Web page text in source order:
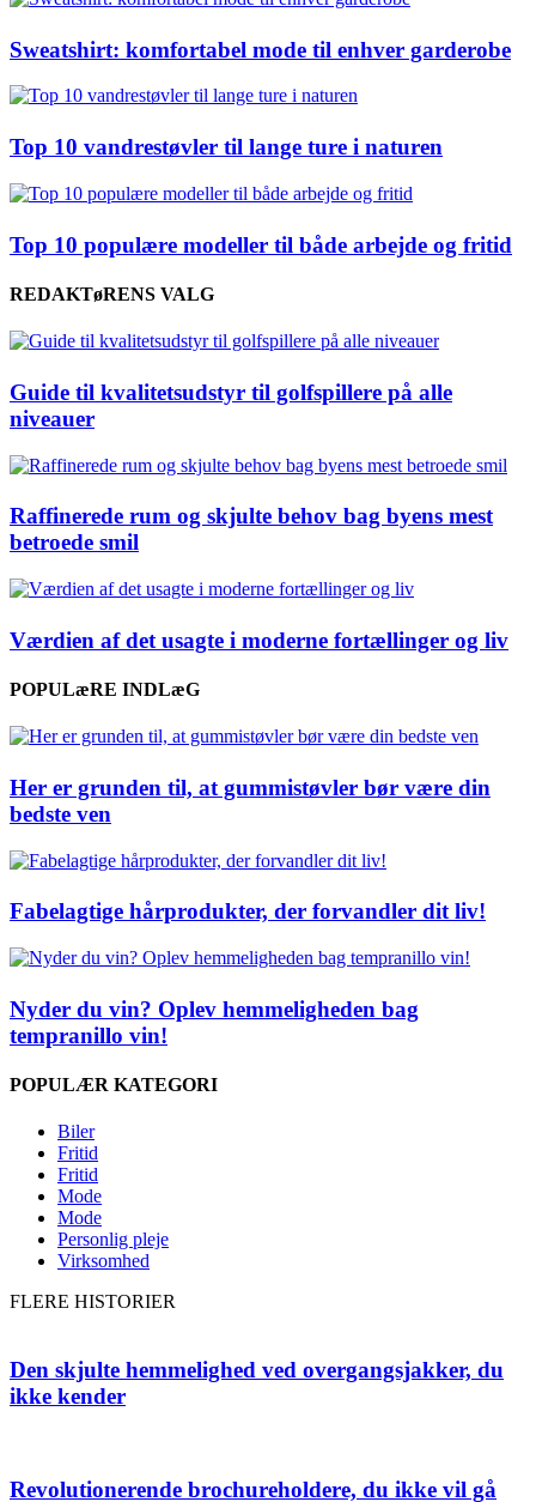
Sweatshirt: komfortabel mode til enhver garderobe
Top 10 vandrestøvler til lange ture i naturen
Top 10 populære modeller til både arbejde og fritid
REDAKTøRENS VALG
Guide til kvalitetsudstyr til golfspillere på alle
niveauer
Raffinerede rum og skjulte behov bag byens mest
betroede smil
Værdien af det usagte i moderne fortællinger og liv
POPULæRE INDLæG
Her er grunden til, at gummistøvler bør være din
bedste ven
Fabelagtige hårprodukter, der forvandler dit liv!
Nyder du vin? Oplev hemmeligheden bag
tempranillo vin!
POPULÆR KATEGORI
Biler
Fritid
Fritid
Mode
Mode
Personlig pleje
Virksomhed
FLERE HISTORIER
Den skjulte hemmelighed ved overgangsjakker, du
ikke kender
Revolutionerende brochureholdere, du ikke vil gå